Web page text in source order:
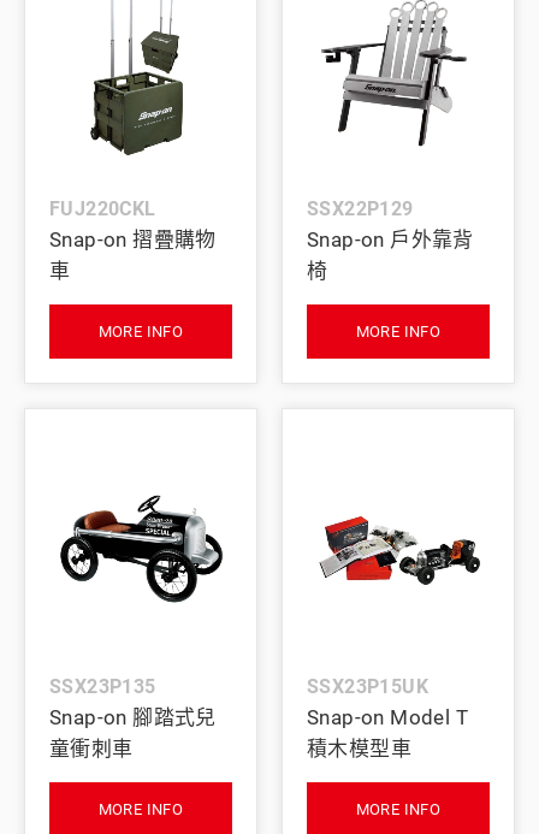
FUJ220CKL
Snap-on 摺疊購物
車
MORE INFO
SSX22P129
Snap-on 戶外靠背
椅
MORE INFO
SSX23P135
Snap-on 腳踏式兒
童衝刺車
MORE INFO
SSX23P15UK
Snap-on Model T
積木模型車
MORE INFO